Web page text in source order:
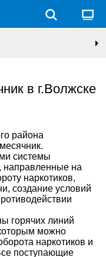
в г.Волжске
района
системы
направленные на
наркотиков,
создание условий
горячих линий
можно
наркотиков и
поступающие